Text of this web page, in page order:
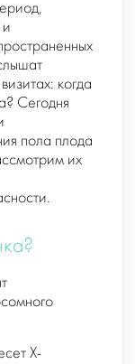
когда
Сегодня
пола плода
их
Х-